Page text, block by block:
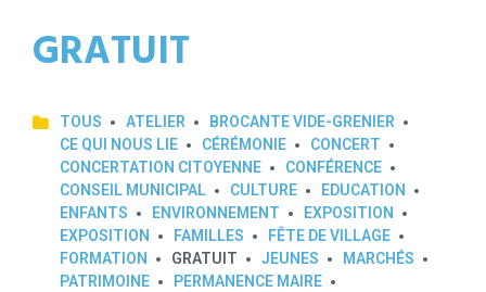
GRATUIT
TOUS ATELIER
BROCANTE VIDE-GRENIER
CE QUI NOUS LIE
CÉRÉMONIE
CONCERT
CONCERTATION CITOYENNE
CONFÉRENCE
CONSEIL MUNICIPAL
CULTURE
EDUCATION
ENFANTS
ENVIRONNEMENT
EXPOSITION
EXPOSITION
FAMILLES
FÊTE DE VILLAGE
FORMATION
GRATUIT JEUNES
MARCHÉS
PATRIMOINE
PERMANENCE MAIRE